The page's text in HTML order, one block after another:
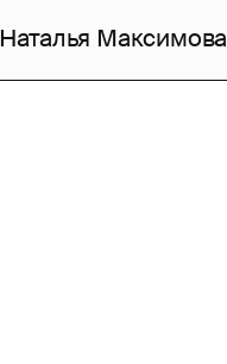
Наталья Максимова